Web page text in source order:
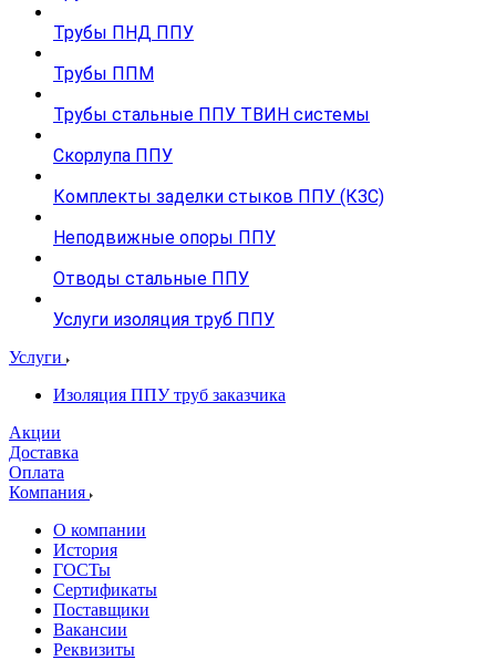
Трубы ПНД ППУ
Трубы ППМ
Трубы стальные ППУ ТВИН системы
Скорлупа ППУ
Комплекты заделки стыков ППУ (КЗС)
Неподвижные опоры ППУ
Отводы стальные ППУ
Услуги изоляция труб ППУ
Услуги
Изоляция ППУ труб заказчика
Акции
Доставка
Оплата
Компания
О компании
История
ГОСТы
Сертификаты
Поставщики
Вакансии
Реквизиты